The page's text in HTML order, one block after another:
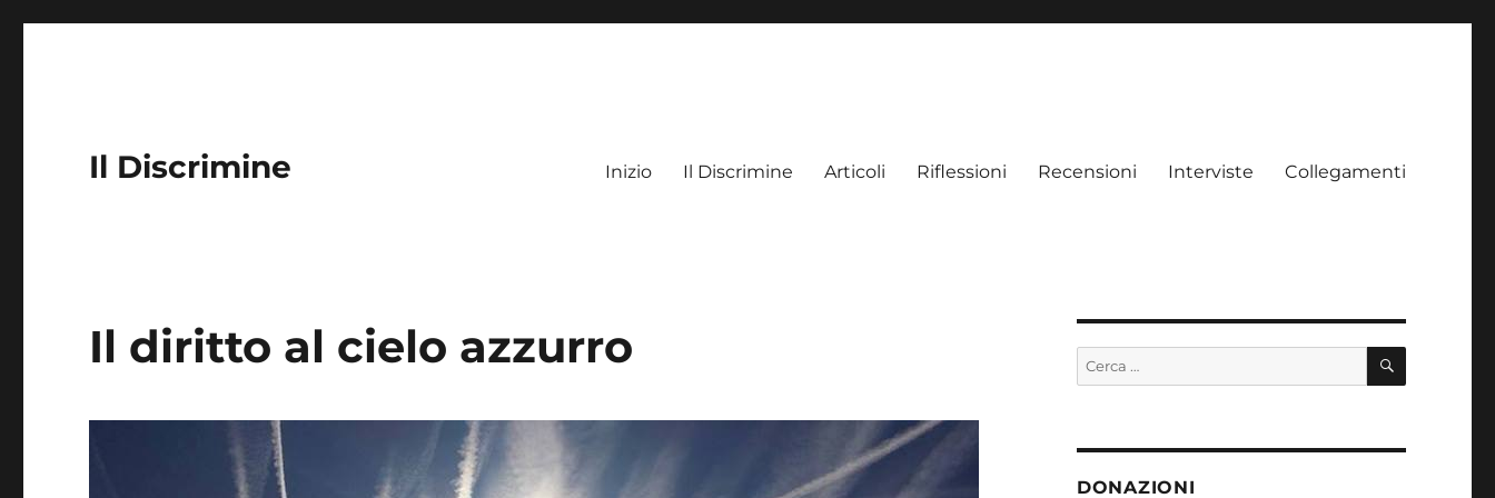
Il Discrimine Inizio Il Discrimine Articoli Riflessioni Recensioni Interviste Collegamenti
Il diritto al cielo azzurro Cerca: CERCA
DONAZIONI